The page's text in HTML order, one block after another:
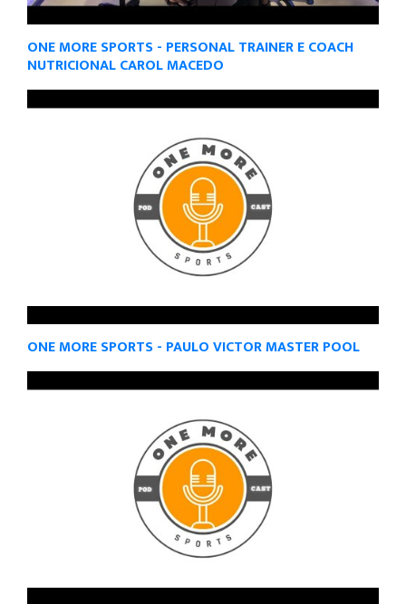
ONE MORE SPORTS - PERSONAL TRAINER E COACH
NUTRICIONAL CAROL MACEDO
ONE MORE SPORTS - PAULO VICTOR MASTER POOL